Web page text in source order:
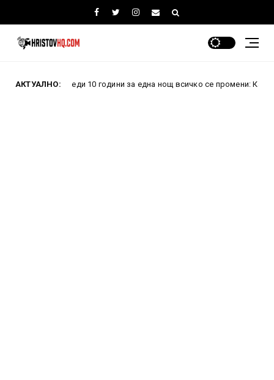
АКТУАЛНО:
Преди 10 години за една нощ всичко се промени: Как проваленият